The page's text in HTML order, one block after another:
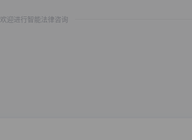
欢迎进行智能法律咨询